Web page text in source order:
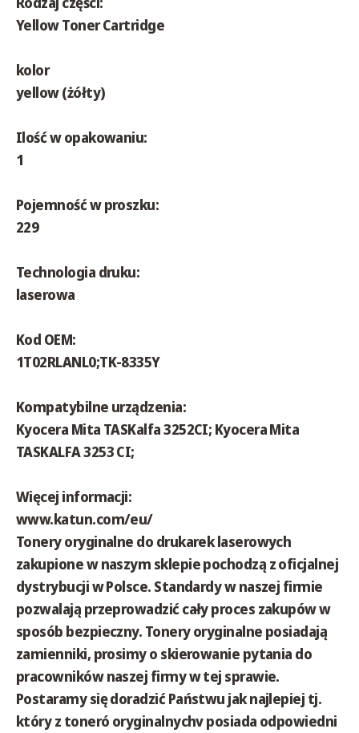
Yellow Toner Cartridge
kolor
yellow (żółty)
Ilość w opakowaniu:
1
Pojemność w proszku:
229
Technologia druku:
laserowa
Kod OEM:
1T02RLANL0;TK-8335Y
Kompatybilne urządzenia:
Kyocera Mita TASKalfa 3252CI; Kyocera Mita
TASKALFA 3253 CI;
Więcej informacji:
www.katun.com/eu/
Tonery oryginalne do drukarek laserowych
zakupione w naszym sklepie pochodzą z oficjalnej
dystrybucji w Polsce. Standardy w naszej firmie
pozwalają przeprowadzić cały proces zakupów w
sposób bezpieczny. Tonery oryginalne posiadają
zamienniki, prosimy o skierowanie pytania do
pracowników naszej firmy w tej sprawie.
Postaramy się doradzić Państwu jak najlepiej tj.
który z toneró oryginalnychv posiada odpowiedni